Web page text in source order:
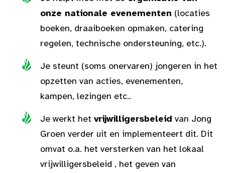
onze nationale evenementen (locaties
boeken, draaiboeken opmaken, catering
regelen, technische ondersteuning, etc.).
Je steunt (soms onervaren) jongeren in het
opzetten van acties, evenementen,
kampen, lezingen etc..
Je werkt het vrijwilligersbeleid van Jong
Groen verder uit en implementeert dit. Dit
omvat o.a. het versterken van het lokaal
vrijwilligersbeleid , het geven van